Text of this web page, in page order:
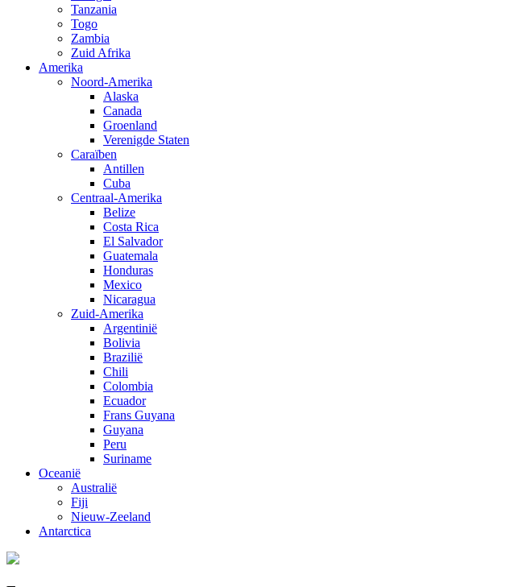
Tanzania
Togo
Zambia
Zuid Afrika
Amerika
Noord-Amerika
Alaska
Canada
Groenland
Verenigde Staten
Caraïben
Antillen
Cuba
Centraal-Amerika
Belize
Costa Rica
El Salvador
Guatemala
Honduras
Mexico
Nicaragua
Zuid-Amerika
Argentinië
Bolivia
Brazilië
Chili
Colombia
Ecuador
Frans Guyana
Guyana
Peru
Suriname
Oceanië
Australië
Fiji
Nieuw-Zeeland
Antarctica